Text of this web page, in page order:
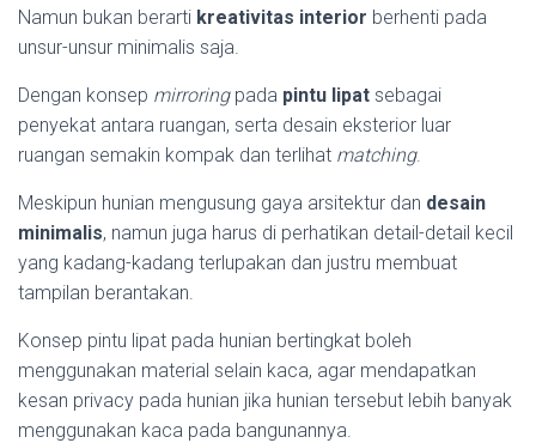
Namun bukan berarti kreativitas interior berhenti pada
unsur-unsur minimalis saja.
Dengan konsep mirroringpada pintu lipat sebagai
penyekat antara ruangan, serta desain eksterior luar
ruangan semakin kompak dan terlihat matching.
Meskipun hunian mengusung gaya arsitektur dan desain
minimalis, namun juga harus di perhatikan detail-detail kecil
yang kadang-kadang terlupakan dan justru membuat
tampilan berantakan.
Konsep pintu lipat pada hunian bertingkat boleh
menggunakan material selain kaca, agar mendapatkan
kesan privacy pada hunian jika hunian tersebut lebih banyak
menggunakan kaca pada bangunannya.